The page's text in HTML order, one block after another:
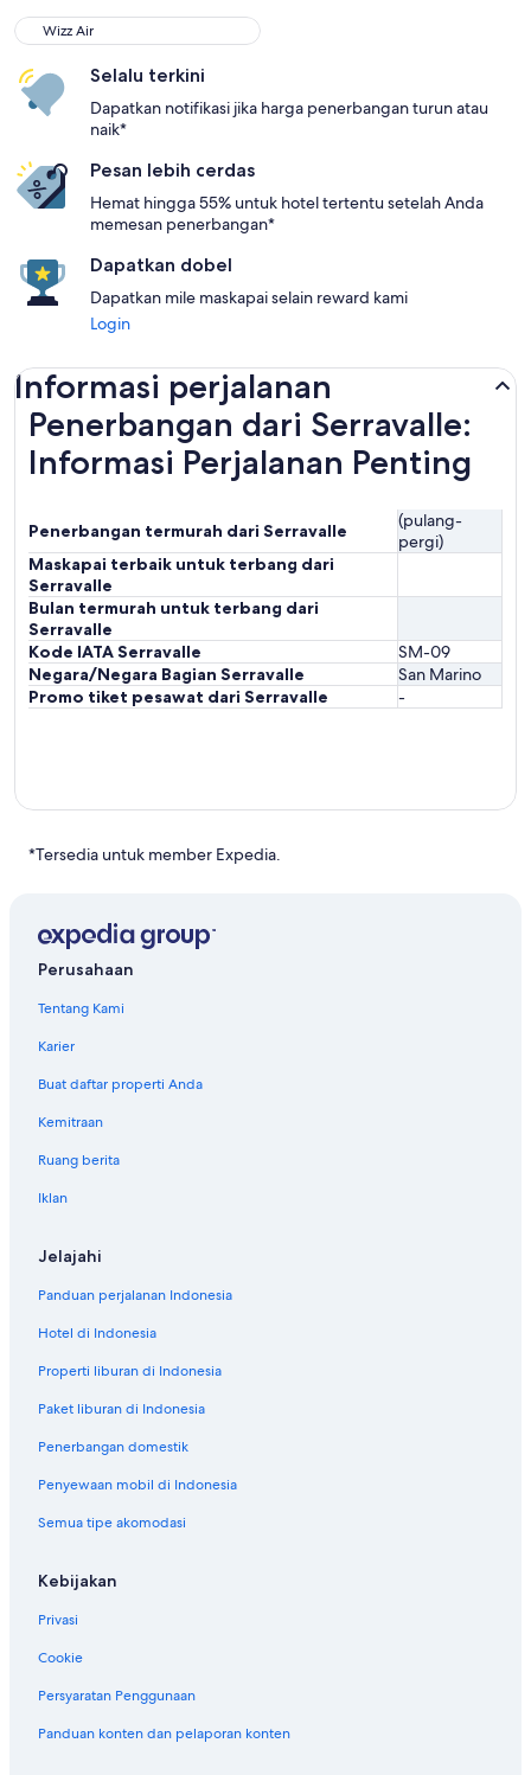
Wizz Air
Selalu terkini
Dapatkan notifikasi jika harga penerbangan turun atau
naik*
Pesan lebih cerdas
Hemat hingga 55% untuk hotel tertentu setelah Anda
memesan penerbangan*
Dapatkan dobel
Dapatkan mile maskapai selain reward kami
Login
Informasi perjalanan
Penerbangan dari Serravalle:
Informasi Perjalanan Penting
Penerbangan termurah dari Serravalle
(pulang-
pergi)
Maskapai terbaik untuk terbang dari
Serravalle
Bulan termurah untuk terbang dari
Serravalle
Kode IATA Serravalle
SM-09
Negara/Negara Bagian Serravalle
San Marino
Promo tiket pesawat dari Serravalle
-
*Tersedia untuk member Expedia.
Perusahaan
Tentang Kami
Karier
Buat daftar properti Anda
Kemitraan
Ruang berita
Iklan
Jelajahi
Panduan perjalanan Indonesia
Hotel di Indonesia
Properti liburan di Indonesia
Paket liburan di Indonesia
Penerbangan domestik
Penyewaan mobil di Indonesia
Semua tipe akomodasi
Kebijakan
Privasi
Cookie
Persyaratan Penggunaan
Panduan konten dan pelaporan konten